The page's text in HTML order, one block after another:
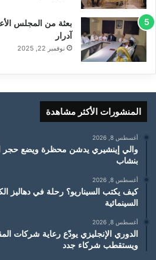
بعثة من المجلس
آدرار
نوفمبر 22, 2025
المنشورات الأكثر مشاهدة
أغسطس 8, 2026
والي إينشيري يدشن محظرة ويضع
بنشاب
أغسطس 8, 2026
كيف يكتب السيناريو؟ رحلة في دهاليز
السينمائية
أغسطس 8, 2026
الدوري الإنجليزي يودّع رعاية شركات
ويستقطب شركاء جدد